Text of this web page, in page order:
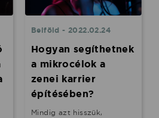
Belföld - 2022.02.24
Hogyan segíthetnek
a mikrocélok a
zenei karrier
építésében?
Mindig azt hisszük,